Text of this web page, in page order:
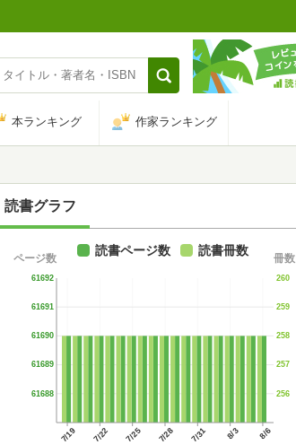
本ランキング 作家ランキング
読書グラフ
7/19 7/22 7/25 7/28 7/31 8/3 8/6
61688
61689
61690
61691
61692
ページ数
256
257
258
259
260
冊数
読書ページ数 読書冊数